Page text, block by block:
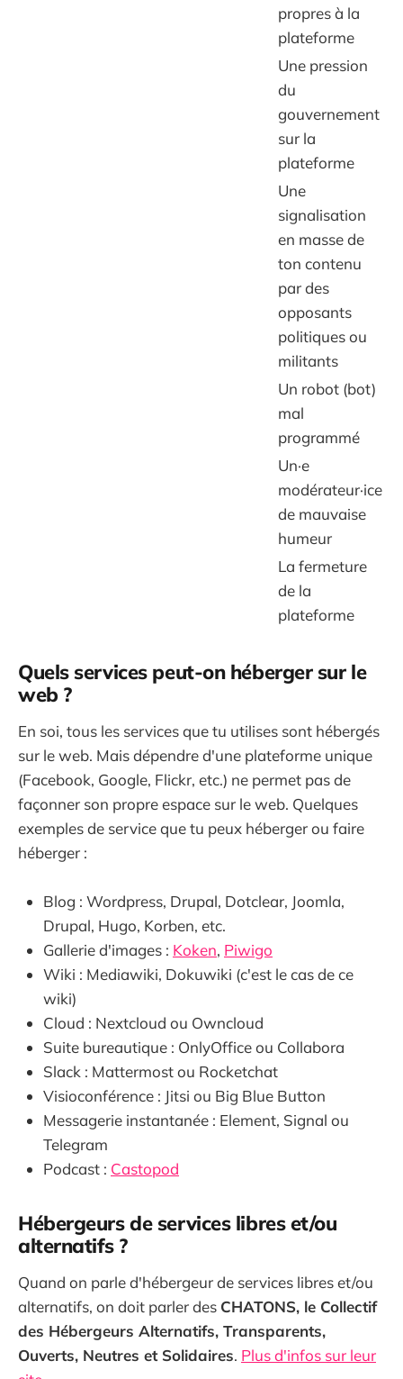
propres à la
plateforme
Une pression
du
gouvernement
sur la
plateforme
Une
signalisation
en masse de
ton contenu
par des
opposants
politiques ou
militants
Un robot (bot)
mal
programmé
Un·e
modérateur·ice
de mauvaise
humeur
La fermeture
de la
plateforme
Quels services peut-on héberger sur le
web ?
En soi, tous les services que tu utilises sont hébergés
sur le web. Mais dépendre d'une plateforme unique
(Facebook, Google, Flickr, etc.) ne permet pas de
façonner son propre espace sur le web. Quelques
exemples de service que tu peux héberger ou faire
héberger :
Blog : Wordpress, Drupal, Dotclear, Joomla,
Drupal, Hugo, Korben, etc.
Gallerie d'images : Koken, Piwigo
Wiki : Mediawiki, Dokuwiki (c'est le cas de ce
wiki)
Cloud : Nextcloud ou Owncloud
Suite bureautique : OnlyOffice ou Collabora
Slack : Mattermost ou Rocketchat
Visioconférence : Jitsi ou Big Blue Button
Messagerie instantanée : Element, Signal ou
Telegram
Podcast : Castopod
Hébergeurs de services libres et/ou
alternatifs ?
Quand on parle d'hébergeur de services libres et/ou
alternatifs, on doit parler des CHATONS, le Collectif
des Hébergeurs Alternatifs, Transparents,
Ouverts, Neutres et Solidaires. Plus d'infos sur leur